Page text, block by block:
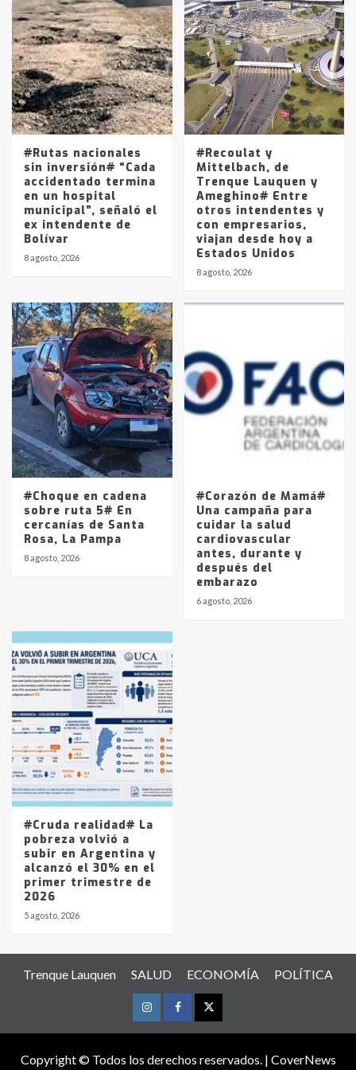
4
Accidente en Ruta 5: falleció un
joven de Trenque Lauquen
5
Los precios de los combustibles en
La Pampa, desde YPF hasta Axion
entre 857 a 1338 pesos
#Rutas nacionales
sin inversión# “Cada
accidentado termina
en un hospital
municipal”, señaló el
ex intendente de
Bolívar
8 agosto, 2026
#Recoulat y
Mittelbach, de
Trenque Lauquen y
Ameghino# Entre
otros intendentes y
con empresarios,
viajan desde hoy a
Estados Unidos
8 agosto, 2026
#Choque en cadena
sobre ruta 5# En
cercanías de Santa
Rosa, La Pampa
8 agosto, 2026
#Corazón de Mamá#
Una campaña para
cuidar la salud
cardiovascular
antes, durante y
después del
embarazo
6 agosto, 2026
#Cruda realidad# La
pobreza volvió a
subir en Argentina y
alcanzó el 30% en el
primer trimestre de
2026
5 agosto, 2026
Trenque Lauquen SALUD ECONOMÍA POLÍTICA
InstagramFacebookTwitter
Copyright © Todos los derechos reservados. | CoverNews